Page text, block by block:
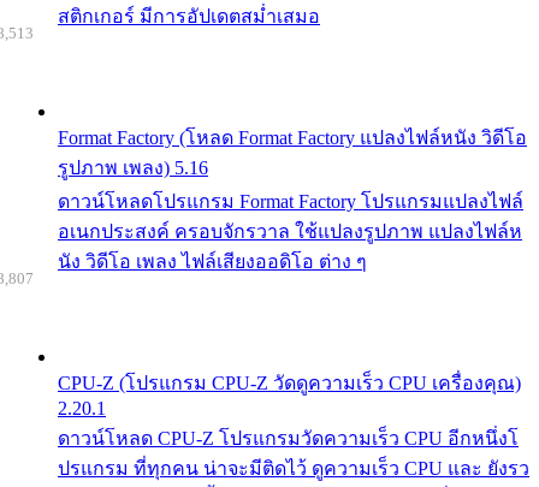
สติกเกอร์ มีการอัปเดตสม่ำเสมอ
Format Factory (โหลด Format Factory แปลงไฟล์หนัง วิดีโอ
รูปภาพ เพลง) 5.16
ดาวน์โหลดโปรแกรม Format Factory โปรแกรมแปลงไฟล์
อเนกประสงค์ ครอบจักรวาล ใช้แปลงรูปภาพ แปลงไฟล์ห
นัง วิดีโอ เพลง ไฟล์เสียงออดิโอ ต่าง ๆ
CPU-Z (โปรแกรม CPU-Z วัดดูความเร็ว CPU เครื่องคุณ)
2.20.1
ดาวน์โหลด CPU-Z โปรแกรมวัดความเร็ว CPU อีกหนึ่งโ
ปรแกรม ที่ทุกคน น่าจะมีติดไว้ ดูความเร็ว CPU และ ยังรว